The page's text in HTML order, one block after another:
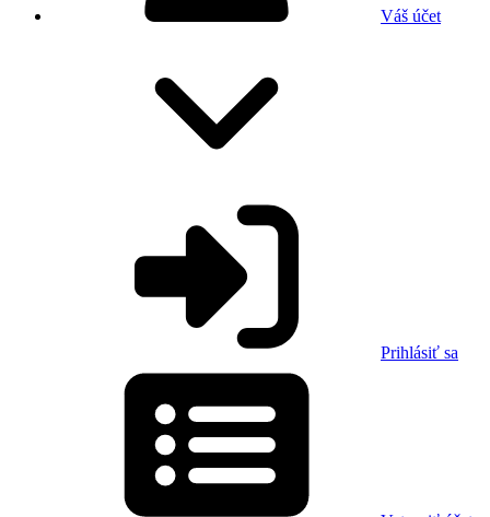
Váš účet
Prihlásiť sa